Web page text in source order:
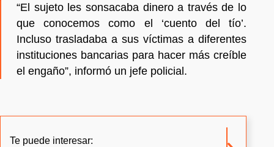
“El sujeto les sonsacaba dinero a través de lo
que conocemos como el ‘cuento del tío’.
Incluso trasladaba a sus víctimas a diferentes
instituciones bancarias para hacer más creíble
el engaño”, informó un jefe policial.
Te puede interesar: